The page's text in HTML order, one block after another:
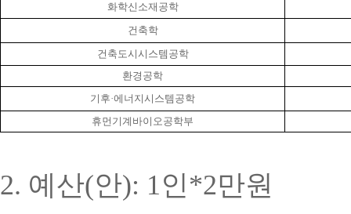
화학신소재공학
건축학
건축도시시스템공학
환경공학
기후·에너지시스템공학
휴먼기계바이오공학부
2. 예산(안): 1인*2만원